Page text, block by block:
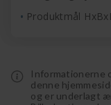
Produktmål
Informationerne
denne
og er underlagt